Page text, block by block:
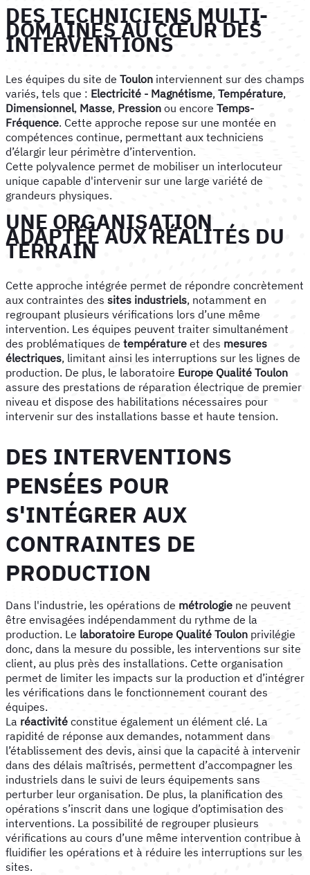
DES TECHNICIENS MULTI-
DOMAINES AU CŒUR DES
INTERVENTIONS
Les équipes du site de Toulon interviennent sur des champs
variés, tels que : Electricité - Magnétisme, Température,
Dimensionnel, Masse, Pression ou encore Temps-
Fréquence. Cette approche repose sur une montée en
compétences continue, permettant aux techniciens
d’élargir leur périmètre d’intervention.
Cette polyvalence permet de mobiliser un interlocuteur
unique capable d'intervenir sur une large variété de
grandeurs physiques.
UNE ORGANISATION
ADAPTÉE AUX RÉALITÉS DU
TERRAIN
Cette approche intégrée permet de répondre concrètement
aux contraintes des sites industriels, notamment en
regroupant plusieurs vérifications lors d’une même
intervention. Les équipes peuvent traiter simultanément
des problématiques de température et des mesures
électriques, limitant ainsi les interruptions sur les lignes de
production. De plus, le laboratoire Europe Qualité Toulon
assure des prestations de réparation électrique de premier
niveau et dispose des habilitations nécessaires pour
intervenir sur des installations basse et haute tension.
DES INTERVENTIONS
PENSÉES POUR
S'INTÉGRER AUX
CONTRAINTES DE
PRODUCTION
Dans l'industrie, les opérations de métrologie ne peuvent
être envisagées indépendamment du rythme de la
production. Le laboratoire Europe Qualité Toulon privilégie
donc, dans la mesure du possible, les interventions sur site
client, au plus près des installations. Cette organisation
permet de limiter les impacts sur la production et d’intégrer
les vérifications dans le fonctionnement courant des
équipes.
La réactivité constitue également un élément clé. La
rapidité de réponse aux demandes, notamment dans
l’établissement des devis, ainsi que la capacité à intervenir
dans des délais maîtrisés, permettent d’accompagner les
industriels dans le suivi de leurs équipements sans
perturber leur organisation. De plus, la planification des
opérations s’inscrit dans une logique d’optimisation des
interventions. La possibilité de regrouper plusieurs
vérifications au cours d’une même intervention contribue à
fluidifier les opérations et à réduire les interruptions sur les
sites.